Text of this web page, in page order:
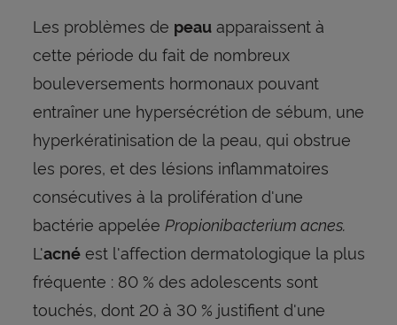
Les problèmes de peauapparaissent à
cette période du fait de nombreux
bouleversements hormonaux pouvant
entraîner une hypersécrétion de sébum, une
hyperkératinisation de la peau, qui obstrue
les pores, et des lésions inflammatoires
consécutives à la prolifération d'une
bactérie appelée Propionibacterium acnes.
L'acnéest l'affection dermatologique la plus
fréquente : 80 % des adolescents sont
touchés, dont 20 à 30 % justifient d'une